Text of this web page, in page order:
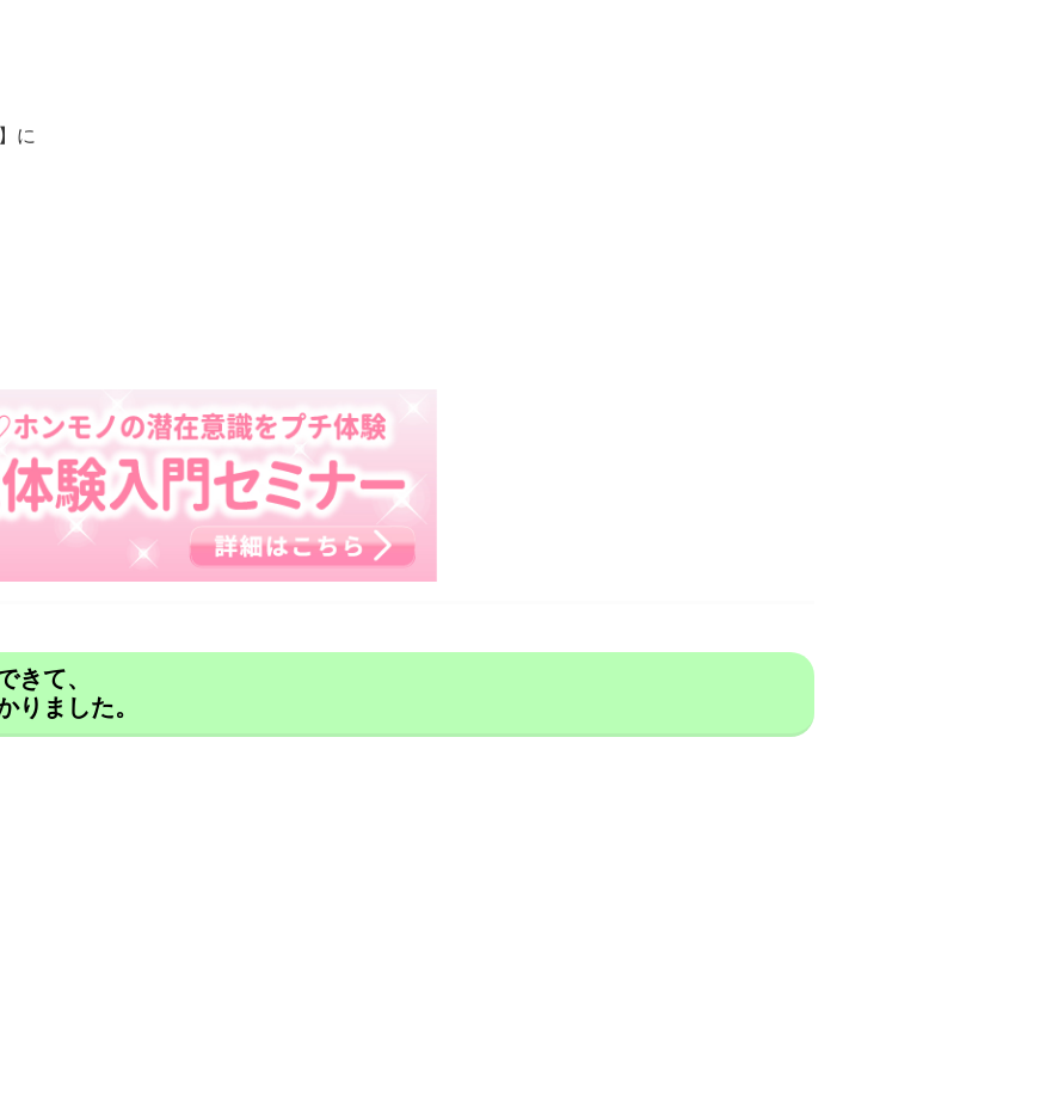
に
きて、
りました。